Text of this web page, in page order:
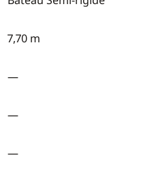
7,70 m
—
—
—